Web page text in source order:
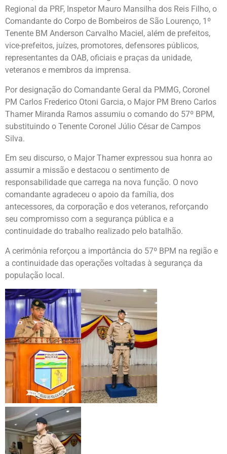
Regional da PRF, Inspetor Mauro Mansilha dos Reis Filho, o
Comandante do Corpo de Bombeiros de São Lourenço, 1º
Tenente BM Anderson Carvalho Maciel, além de prefeitos,
vice-prefeitos, juízes, promotores, defensores públicos,
representantes da OAB, oficiais e praças da unidade,
veteranos e membros da imprensa.
Por designação do Comandante Geral da PMMG, Coronel
PM Carlos Frederico Otoni Garcia, o Major PM Breno Carlos
Thamer Miranda Ramos assumiu o comando do 57º BPM,
substituindo o Tenente Coronel Júlio César de Campos
Silva.
Em seu discurso, o Major Thamer expressou sua honra ao
assumir a missão e destacou o sentimento de
responsabilidade que carrega na nova função. O novo
comandante agradeceu o apoio da família, dos
antecessores, da corporação e dos veteranos, reforçando
seu compromisso com a segurança pública e a
continuidade do trabalho realizado pelo batalhão.
A cerimônia reforçou a importância do 57º BPM na região e
a continuidade das operações voltadas à segurança da
população local.